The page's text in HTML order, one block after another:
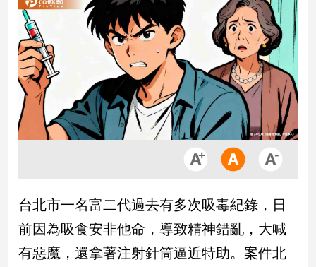
經/
股
市
房
地
產
品
政
治
政
治
台北市一名富二代過去有多次吸毒紀錄，日
前因為吸食安非他命，導致精神錯亂，大喊
有惡魔，還拿著注射針筒逼近特助。案件北